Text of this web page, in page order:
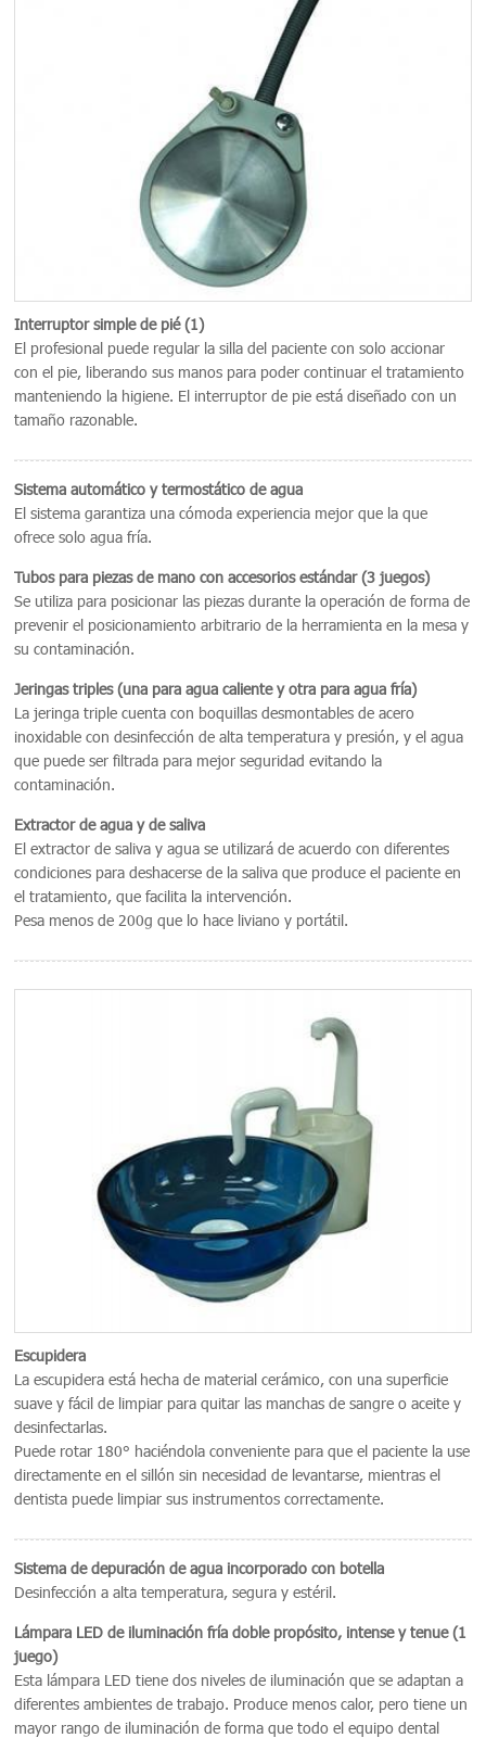
Interruptor simple de pié (1)
El profesional puede regular la silla del paciente con solo accionar
con el pie, liberando sus manos para poder continuar el tratamiento
manteniendo la higiene. El interruptor de pie está diseñado con un
tamaño razonable.
Sistema automático y termostático de agua
El sistema garantiza una cómoda experiencia mejor que la que
ofrece solo agua fría.
Tubos para piezas de mano con accesorios estándar (3 juegos)
Se utiliza para posicionar las piezas durante la operación de forma de
prevenir el posicionamiento arbitrario de la herramienta en la mesa y
su contaminación.
Jeringas triples (una para agua caliente y otra para agua fría)
La jeringa triple cuenta con boquillas desmontables de acero
inoxidable con desinfección de alta temperatura y presión, y el agua
que puede ser filtrada para mejor seguridad evitando la
contaminación.
Extractor de agua y de saliva
El extractor de saliva y agua se utilizará de acuerdo con diferentes
condiciones para deshacerse de la saliva que produce el paciente en
el tratamiento, que facilita la intervención.
Pesa menos de 200g que lo hace liviano y portátil.
Escupidera
La escupidera está hecha de material cerámico, con una superficie
suave y fácil de limpiar para quitar las manchas de sangre o aceite y
desinfectarlas.
Puede rotar 180° haciéndola conveniente para que el paciente la use
directamente en el sillón sin necesidad de levantarse, mientras el
dentista puede limpiar sus instrumentos correctamente.
Sistema de depuración de agua incorporado con botella
Desinfección a alta temperatura, segura y estéril.
Lámpara LED de iluminación fría doble propósito, intense y tenue (1
juego)
Esta lámpara LED tiene dos niveles de iluminación que se adaptan a
diferentes ambientes de trabajo. Produce menos calor, pero tiene un
mayor rango de iluminación de forma que todo el equipo dental